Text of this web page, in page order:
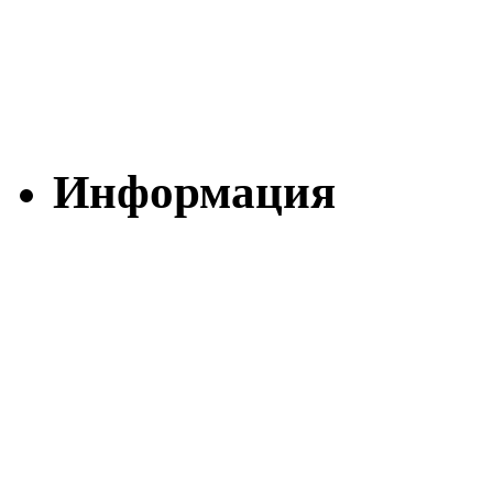
Информация